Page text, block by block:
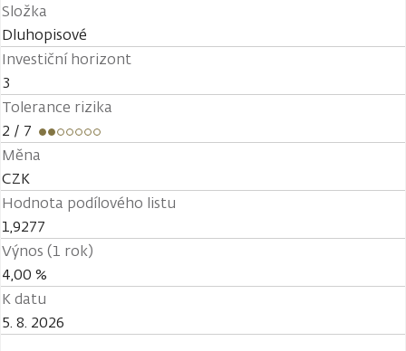
Složka
Dluhopisové
Investiční horizont
3
Tolerance rizika
2 / 7
Měna
CZK
Hodnota podílového listu
1,9277
Výnos (1 rok)
4,00 %
K datu
5. 8. 2026